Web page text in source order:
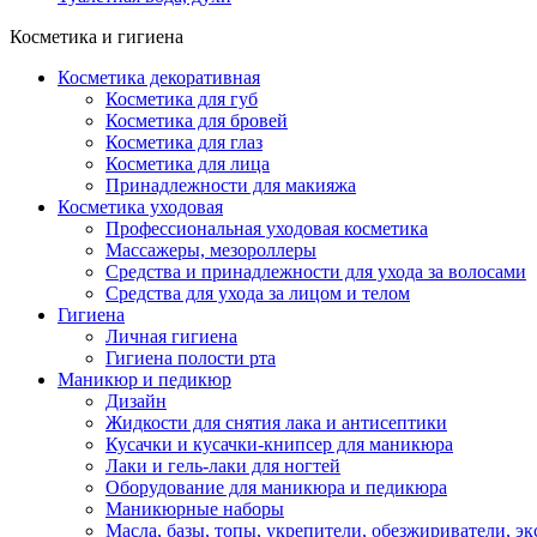
Косметика и гигиена
Косметика декоративная
Косметика для губ
Косметика для бровей
Косметика для глаз
Косметика для лица
Принадлежности для макияжа
Косметика уходовая
Профессиональная уходовая косметика
Массажеры, мезороллеры
Средства и принадлежности для ухода за волосами
Средства для ухода за лицом и телом
Гигиена
Личная гигиена
Гигиена полости рта
Маникюр и педикюр
Дизайн
Жидкости для снятия лака и антисептики
Кусачки и кусачки-книпсер для маникюра
Лаки и гель-лаки для ногтей
Оборудование для маникюра и педикюра
Маникюрные наборы
Масла, базы, топы, укрепители, обезжириватели,